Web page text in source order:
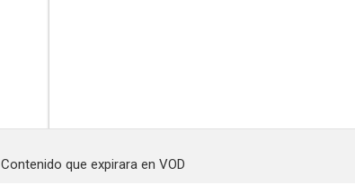
Contenido que expirara en VOD